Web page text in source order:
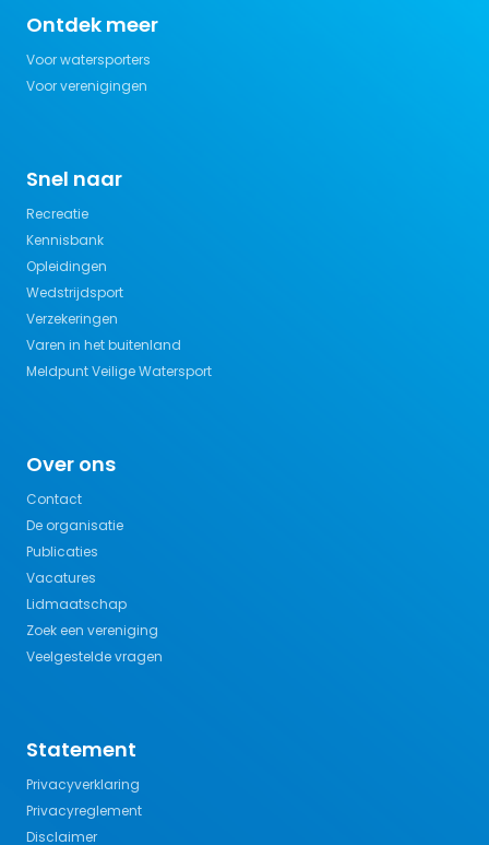
Ontdek meer
Voor watersporters
Voor verenigingen
Snel naar
Recreatie
Kennisbank
Opleidingen
Wedstrijdsport
Verzekeringen
Varen in het buitenland
Meldpunt Veilige Watersport
Over ons
Contact
De organisatie
Publicaties
Vacatures
Lidmaatschap
Zoek een vereniging
Veelgestelde vragen
Statement
Privacyverklaring
Privacyreglement
Disclaimer